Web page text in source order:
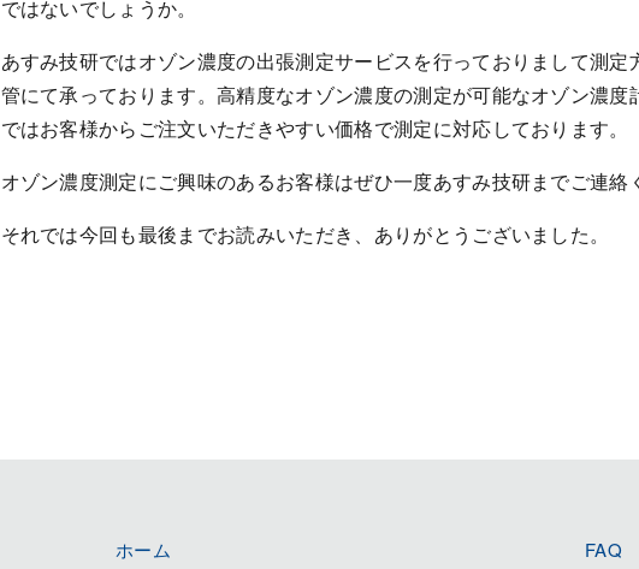
ではないでしょうか。
あすみ技研ではオゾン濃度の出張測定サービスを行っておりまして測
管にて承っております。高精度なオゾン濃度の測定が可能なオゾン濃
ではお客様からご注文いただきやすい価格で測定に対応しております。
オゾン濃度測定にご興味のあるお客様はぜひ一度あすみ技研までご連絡
それでは今回も最後までお読みいただき、ありがとうございました。
ホーム FAQ